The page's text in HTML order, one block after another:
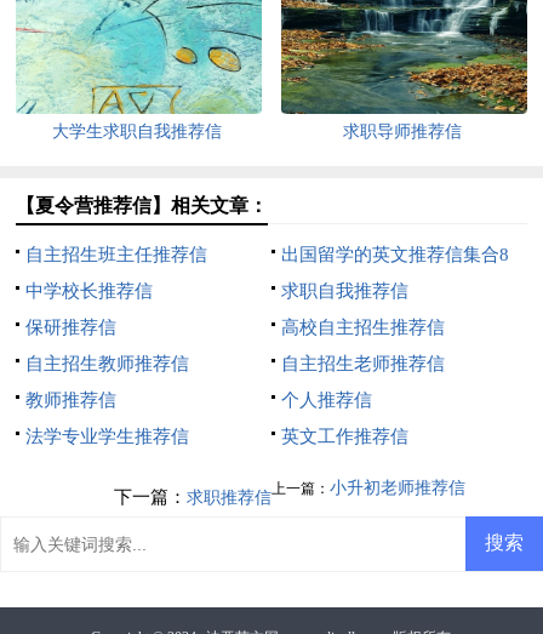
大学生求职自我推荐信 求职导师推荐信
【夏令营推荐信】相关文章：
自主招生班主任推荐信
出国留学的英文推荐信集合8
篇
中学校长推荐信
求职自我推荐信
保研推荐信
高校自主招生推荐信
自主招生教师推荐信
自主招生老师推荐信
教师推荐信
个人推荐信
法学专业学生推荐信
英文工作推荐信
上一篇： 小升初老师推荐信
下一篇： 求职推荐信